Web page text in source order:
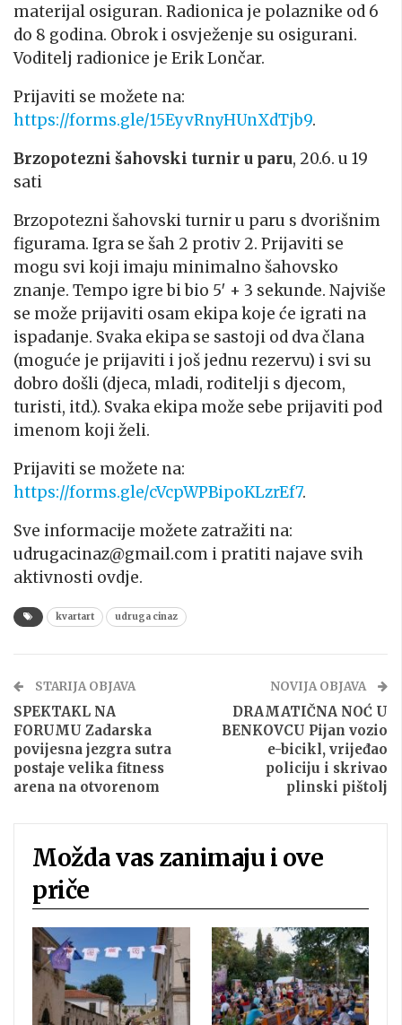
materijal osiguran. Radionica je polaznike od 6
do 8 godina. Obrok i osvježenje su osigurani.
Voditelj radionice je Erik Lončar.
Prijaviti se možete na:
https://forms.gle/15EyvRnyHUnXdTjb9.
Brzopotezni šahovski turnir u paru, 20.6. u 19
sati
Brzopotezni šahovski turnir u paru s dvorišnim
figurama. Igra se šah 2 protiv 2. Prijaviti se
mogu svi koji imaju minimalno šahovsko
znanje. Tempo igre bi bio 5′ + 3 sekunde. Najviše
se može prijaviti osam ekipa koje će igrati na
ispadanje. Svaka ekipa se sastoji od dva člana
(moguće je prijaviti i još jednu rezervu) i svi su
dobro došli (djeca, mladi, roditelji s djecom,
turisti, itd.). Svaka ekipa može sebe prijaviti pod
imenom koji želi.
Prijaviti se možete na:
https://forms.gle/cVcpWPBipoKLzrEf7.
Sve informacije možete zatražiti na:
udrugacinaz@gmail.com i pratiti najave svih
aktivnosti ovdje.
kvartart udruga cinaz
STARIJA OBJAVA
SPEKTAKL NA
FORUMU Zadarska
povijesna jezgra sutra
postaje velika fitness
arena na otvorenom
NOVIJA OBJAVA
DRAMATIČNA NOĆ U
BENKOVCU Pijan vozio
e-bicikl, vrijeđao
policiju i skrivao
plinski pištolj
Možda vas zanimaju i ove
priče